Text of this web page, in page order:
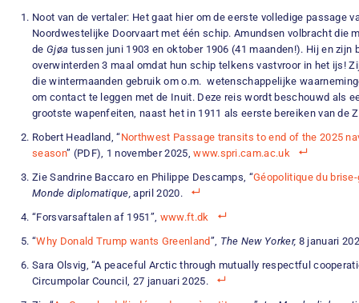
Noot van de vertaler: Het gaat hier om de eerste volledige passage
Noordwestelijke Doorvaart met één schip. Amundsen volbracht die
de Gjøa tussen juni 1903 en oktober 1906 (41 maanden!). Hij en zijn
overwinterden 3 maal omdat hun schip telkens vastvroor in het ijs!
die wintermaanden gebruik om o.m. wetenschappelijke
om contact te leggen met de Inuit. Deze reis wordt beschouwd als
grootste wapenfeiten, naast het in 1911 als eerste bereiken van de
Robert Headland, “Northwest Passage transits to end of the 2025
season” (PDF), 1 november 2025,www.spri.cam.ac.uk
Zie Sandrine Baccaro en Philippe Descamps, “Géopolitique du
Monde diplomatique, april 2020.
“Forsvarsaftalen af 1951”, www.ft.dk
“Why Donald Trump wants Greenland”, The New Yorker, 8 januari
Sara Olsvig, “A peaceful Arctic through mutually respectful
Circumpolar Council, 27 januari 2025.